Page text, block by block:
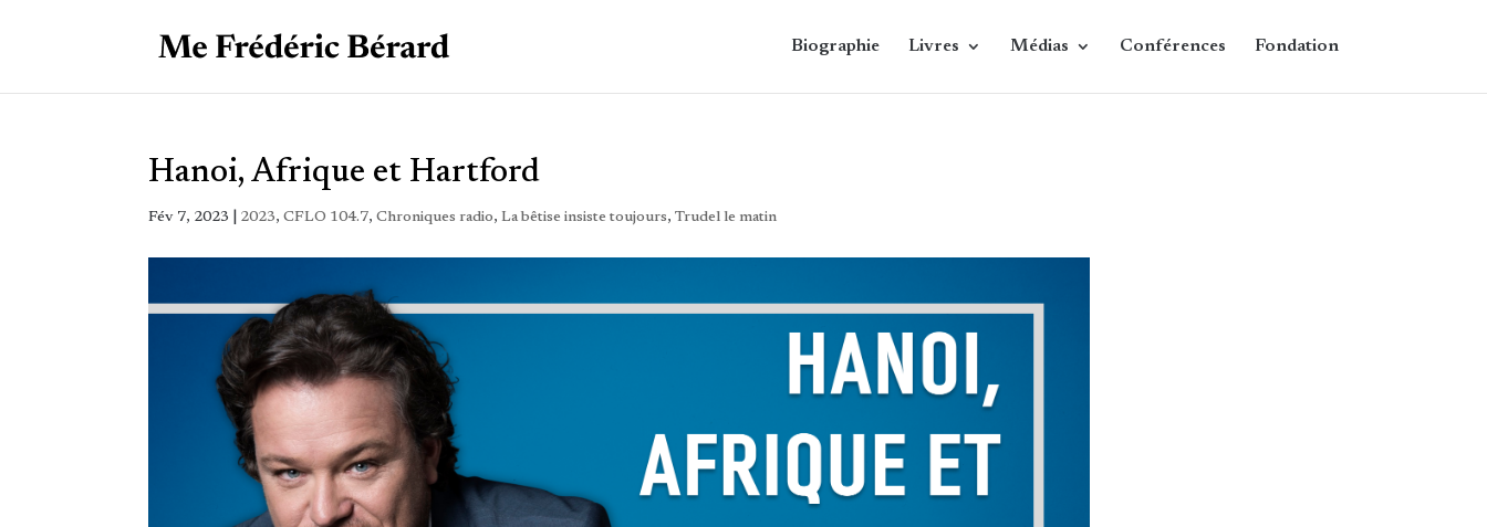
Biographie Livres Médias Conférences Fondation
Hanoi, Afrique et Hartford
Fév 7, 2023 2023,CFLO 104.7,Chroniques radio,La bêtise insiste toujours,Trudel le matin